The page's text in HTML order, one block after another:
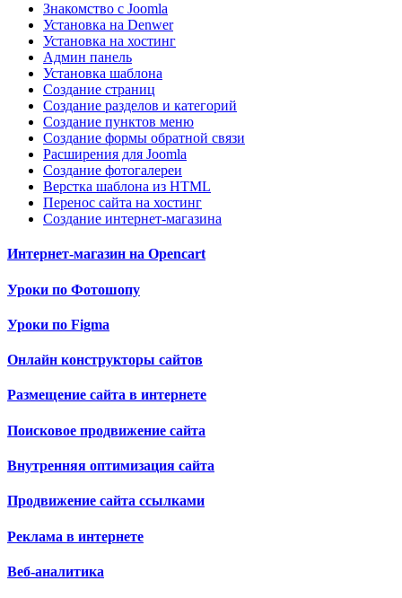
Знакомство с Joomla
Установка на Denwer
Установка на хостинг
Админ панель
Установка шаблона
Создание страниц
Создание разделов и категорий
Создание пунктов меню
Создание формы обратной связи
Расширения для Joomla
Создание фотогалереи
Верстка шаблона из HTML
Перенос сайта на хостинг
Создание интернет-магазина
Интернет-магазин на Opencart
Уроки по Фотошопу
Уроки по Figma
Онлайн конструкторы сайтов
Размещение сайта в интернете
Поисковое продвижение сайта
Внутренняя оптимизация сайта
Продвижение сайта ссылками
Реклама в интернете
Веб-аналитика